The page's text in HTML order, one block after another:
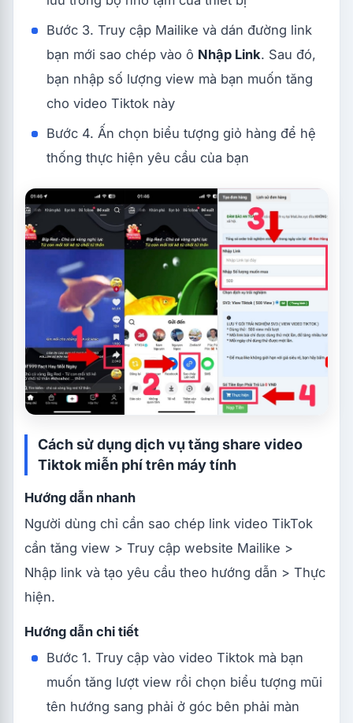
Bước 3. Truy cập Mailike và dán đường link
bạn mới sao chép vào ô Nhập Link. Sau đó,
bạn nhập số lượng view mà bạn muốn tăng
cho video Tiktok này
Bước 4. Ấn chọn biểu tượng giỏ hàng để hệ
thống thực hiện yêu cầu của bạn
Cách sử dụng dịch vụ tăng share video
Tiktok miễn phí trên máy tính
Hướng dẫn nhanh
Người dùng chỉ cần sao chép link video TikTok
cần tăng view > Truy cập website Mailike >
Nhập link và tạo yêu cầu theo hướng dẫn > Thực
hiện.
Hướng dẫn chi tiết
Bước 1. Truy cập vào video Tiktok mà bạn
muốn tăng lượt view rồi chọn biểu tượng mũi
tên hướng sang phải ở góc bên phải màn